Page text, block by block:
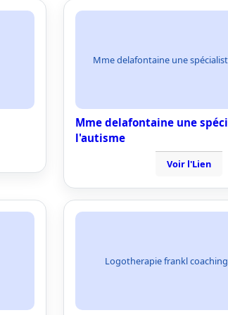
Mme delafontaine une
Mme delafontaine une
l'autisme
Voir l'Lien
Logotherapie frankl